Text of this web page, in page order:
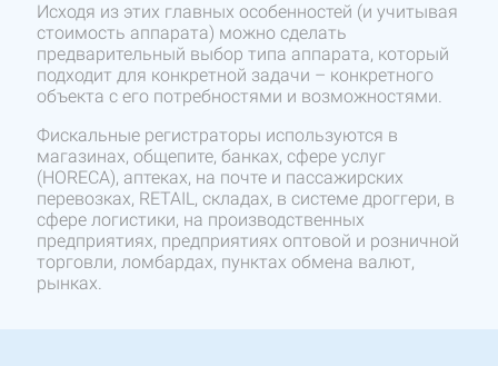
Исходя из этих главных особенностей (и учитывая
стоимость аппарата) можно сделать
предварительный выбор типа аппарата, который
подходит для конкретной задачи – конкретного
объекта с его потребностями и возможностями.
Фискальные регистраторы используются в
магазинах, общепите, банках, сфере услуг
(HORECA), аптеках, на почте и пассажирских
перевозках, RETAIL, складах, в системе дроггери, в
сфере логистики, на производственных
предприятиях, предприятиях оптовой и розничной
торговли, ломбардах, пунктах обмена валют,
рынках.